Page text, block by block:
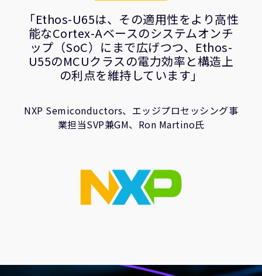
「Ethos-U65は、その適用性をより高性
能なCortex-Aベースのシステムオンチ
ップ（SoC）にまで広げつつ、Ethos-
U55のMCUクラスの電力効率と構造上
の利点を維持しています」
NXP Semiconductors、エッジプロセッシング事
業担当SVP兼GM、Ron Martino氏